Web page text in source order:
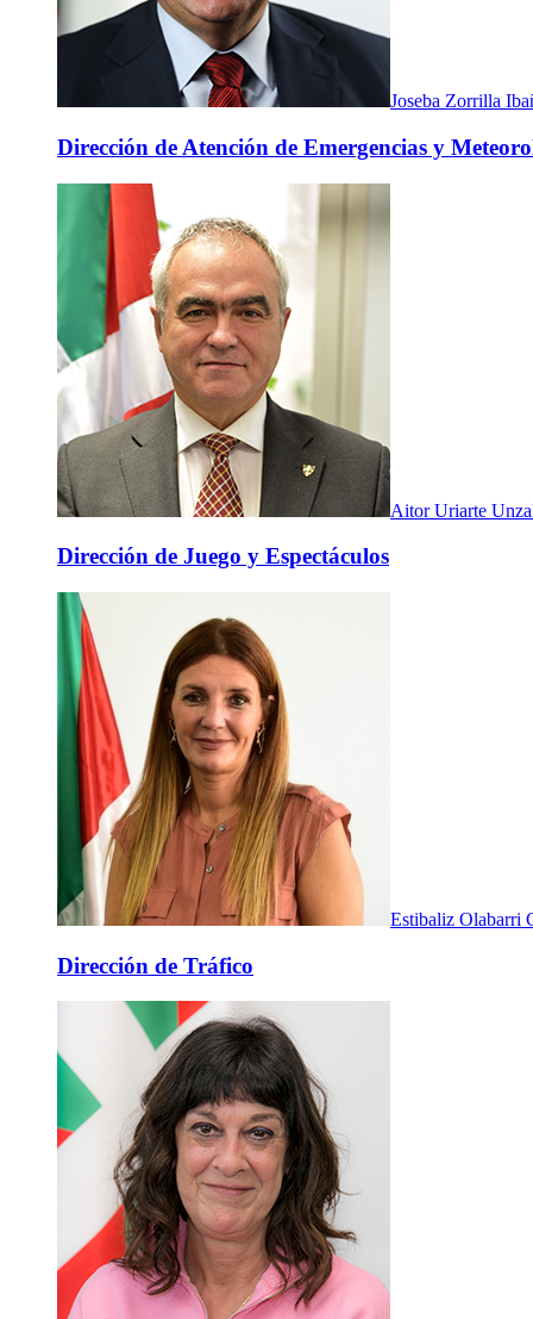
Joseba Zorrilla
Dirección de Atención de Emergencias y
Aitor Uriarte
Dirección de Juego y Espectáculos
Estibaliz Olabarri
Dirección de Tráfico